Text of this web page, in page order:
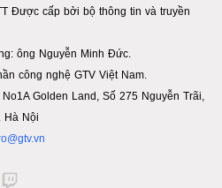
Được cấp bởi bộ thông tin và truyền
ông Nguyễn Minh Đức.
công nghệ GTV Việt Nam.
Golden Land, Số 275 Nguyễn Trãi,
Hà Nội